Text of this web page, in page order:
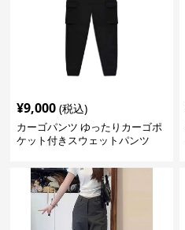
¥9,000 (税込)
カーゴパンツ ゆったりカーゴポ
ケット付きスウェットパンツ